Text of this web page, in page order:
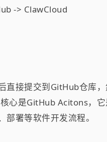
-> ClawCloud
直接提交到GitHub仓库
心是GitHub Acitons，
署等软件开发流程。